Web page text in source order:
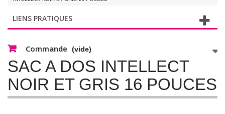
LIENS PRATIQUES
Commande (vide)
SAC A DOS INTELLECT
NOIR ET GRIS 16 POUCES